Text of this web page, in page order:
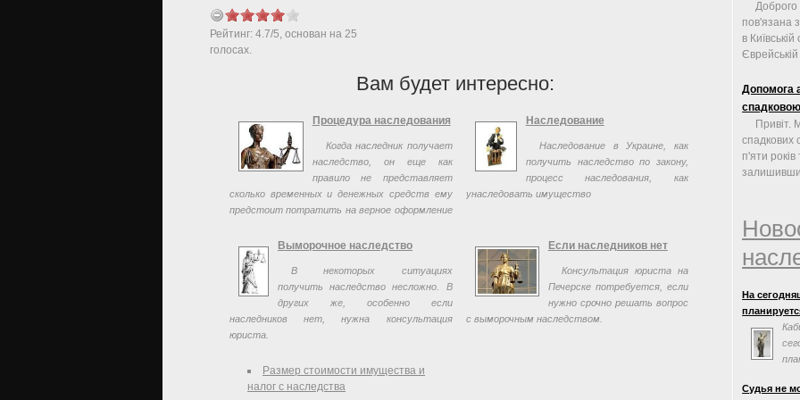
Рейтинг: 4.7/5, основан на 25
голосах.
Вам будет интересно:
Процедура наследования
Когда наследник получает
наследство, он еще как
правило не представляет
сколько временных и денежных средств ему
предстоит потратить на верное оформление
Выморочное наследство
В некоторых ситуациях
получить наследство несложно. В
других же, особенно если
наследников нет, нужна консультация
юриста.
Размер стоимости имущества и
налог с наследства
Наследование
Наследование в Украине, как
получить наследство по закону,
процесс наследования, как
унаследовать имущество
Если наследников нет
Консультация юриста на
Печерске потребуется, если
нужно срочно решать вопрос
с выморочным наследством.
пов'язана
в
Єврейській
Допомога
Привіт.
спадкових
п'яти
На
Судья не